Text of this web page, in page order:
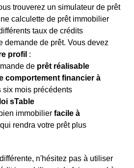
trouverez un simulateur de prêt
calculette de prêt immobilier
taux de crédits
demande de prêt. Vous devez
profil :
de prêt réalisable
comportement financier à
six mois précédents
sTable
immobilier facile à
rendra votre prêt plus
n'hésitez pas à utiliser